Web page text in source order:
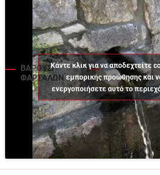
ΒΑΡΟΥΣΙ
ΦΑΡΣΑΛΩΝ
Κάντε κλικ για να αποδεχτείτε
εμπορικής προώθησης και
ενεργοποιήσετε αυτό το